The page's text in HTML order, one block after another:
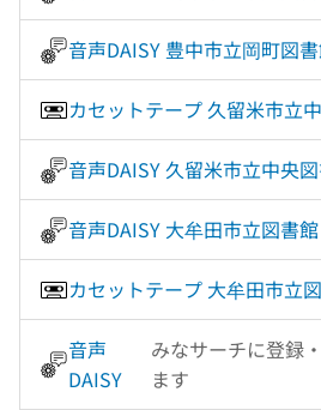
音声DAISY 豊中市立岡町図
カセットテープ 久留米市立
音声DAISY 久留米市立中央
音声DAISY 大牟田市立図書館
カセットテープ 大牟田市立
音声
DAISY
みなサーチに登録
ます